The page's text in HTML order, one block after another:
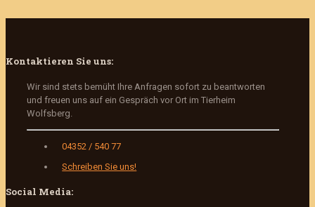
Kontaktieren Sie uns:
Wir sind stets bemüht Ihre Anfragen sofort zu beantworten
und freuen uns auf ein Gespräch vor Ort im Tierheim
Wolfsberg.
04352 / 540 77
Schreiben Sie uns!
Social Media: